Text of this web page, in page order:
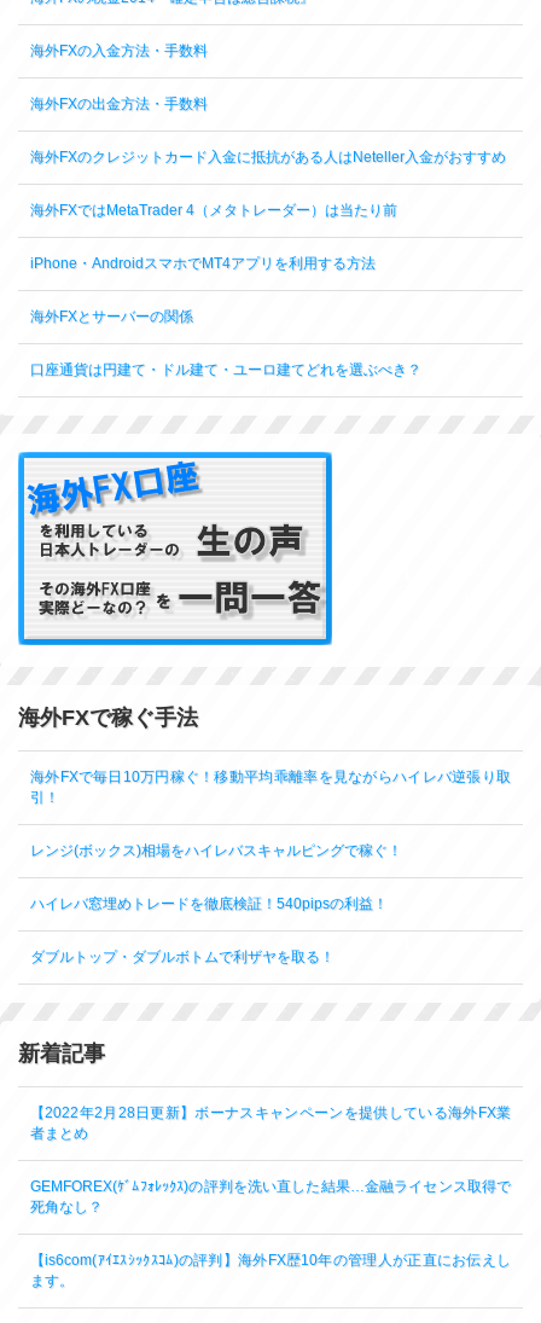
海外FXの入金方法・手数料
海外FXの出金方法・手数料
海外FXのクレジットカード入金に抵抗がある人はNeteller入金がおすすめ
海外FXではMetaTrader 4（メタトレーダー）は当たり前
iPhone・AndroidスマホでMT4アプリを利用する方法
海外FXとサーバーの関係
口座通貨は円建て・ドル建て・ユーロ建てどれを選ぶべき？
海外FXで稼ぐ手法
海外FXで毎日10万円稼ぐ！移動平均乖離率を見ながらハイレバ逆張り取
引！
レンジ(ボックス)相場をハイレバスキャルピングで稼ぐ！
ハイレバ窓埋めトレードを徹底検証！540pipsの利益！
ダブルトップ・ダブルボトムで利ザヤを取る！
新着記事
【2022年2月28日更新】ボーナスキャンペーンを提供している海外FX業
者まとめ
GEMFOREX(ｹﾞﾑﾌｫﾚｯｸｽ)の評判を洗い直した結果…金融ライセンス取得で
死角なし？
【is6com(ｱｲｴｽｼｯｸｽｺﾑ)の評判】海外FX歴10年の管理人が正直にお伝えし
ます。